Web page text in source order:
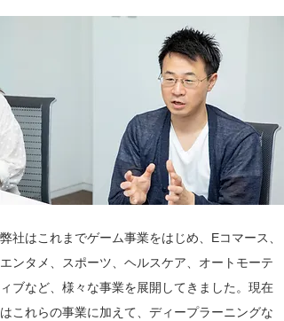
弊社はこれまでゲーム事業をはじめ、Eコマース、
エンタメ、スポーツ、ヘルスケア、オートモーテ
ィブなど、様々な事業を展開してきました。現在
はこれらの事業に加えて、ディープラーニングな